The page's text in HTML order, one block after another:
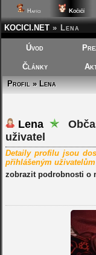
Hafíci Kočičí
KOCICI.NET » Lena
Úvod
Články
Profil » Lena
Lena
uživatel
Detaily profilu jsou
přihlášeným uživatelům
zobrazit podrobnosti o